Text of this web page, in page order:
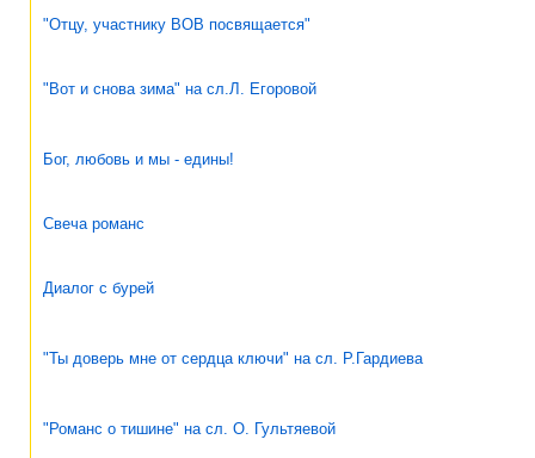
"Отцу, участнику ВОВ посвящается"
"Вот и снова зима" на сл.Л. Егоровой
Бог, любовь и мы - едины!
Свеча романс
Диалог с бурей
"Ты доверь мне от сердца ключи" на сл. Р.Гардиева
"Романс о тишине" на сл. О. Гультяевой